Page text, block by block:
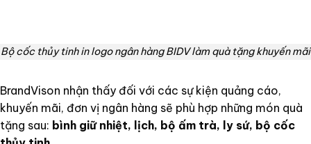
Bộ cốc thủy tinh in logo ngân hàng BIDV làm quà tặng khuyến mãi
BrandVison nhận thấy đối với các sự kiện quảng cáo,
khuyến mãi, đơn vị ngân hàng sẽ phù hợp những món quà
tặng sau: bình giữ nhiệt, lịch, bộ ấm trà, ly sứ, bộ cốc